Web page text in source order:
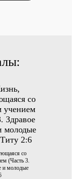
со
(Часть 3.
и молодые